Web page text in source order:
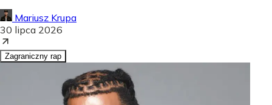
Mariusz Krupa
30 lipca 2026
Zagraniczny rap